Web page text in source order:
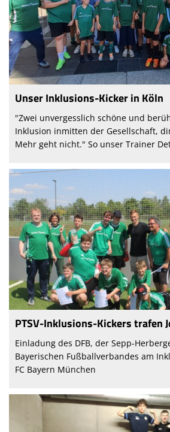
Unser Inklusions-Kicker in Köln
"Zwei unvergesslich schöne und
Inklusion inmitten der Gesellschaft,
Mehr geht nicht." So unser Trainer
PTSV-Inklusions-Kickers trafen
Einladung des DFB, der Sepp-
Bayerischen Fußballverbandes am
FC Bayern München